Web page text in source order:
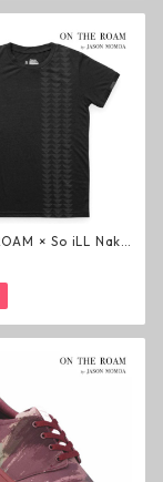
× So iLL Nako
ツ ウルフブラック
ム ジェイソンモモ
テージ加工